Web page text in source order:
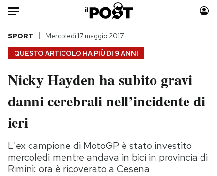
Auto
HOME
Italia
Politica
Scienza
Cultura
Moda
Consumismi
Media
Europa
QUESTO ARTICOLO HA PIÙ DI 9 ANNI
SPORT Mercoledì 17 maggio 2017
Nicky Hayden ha subito gravi
danni cerebrali nell’incidente di
ieri
L'ex campione di MotoGP è stato investito
mercoledì mentre andava in bici in provincia di
Rimini: ora è ricoverato a Cesena